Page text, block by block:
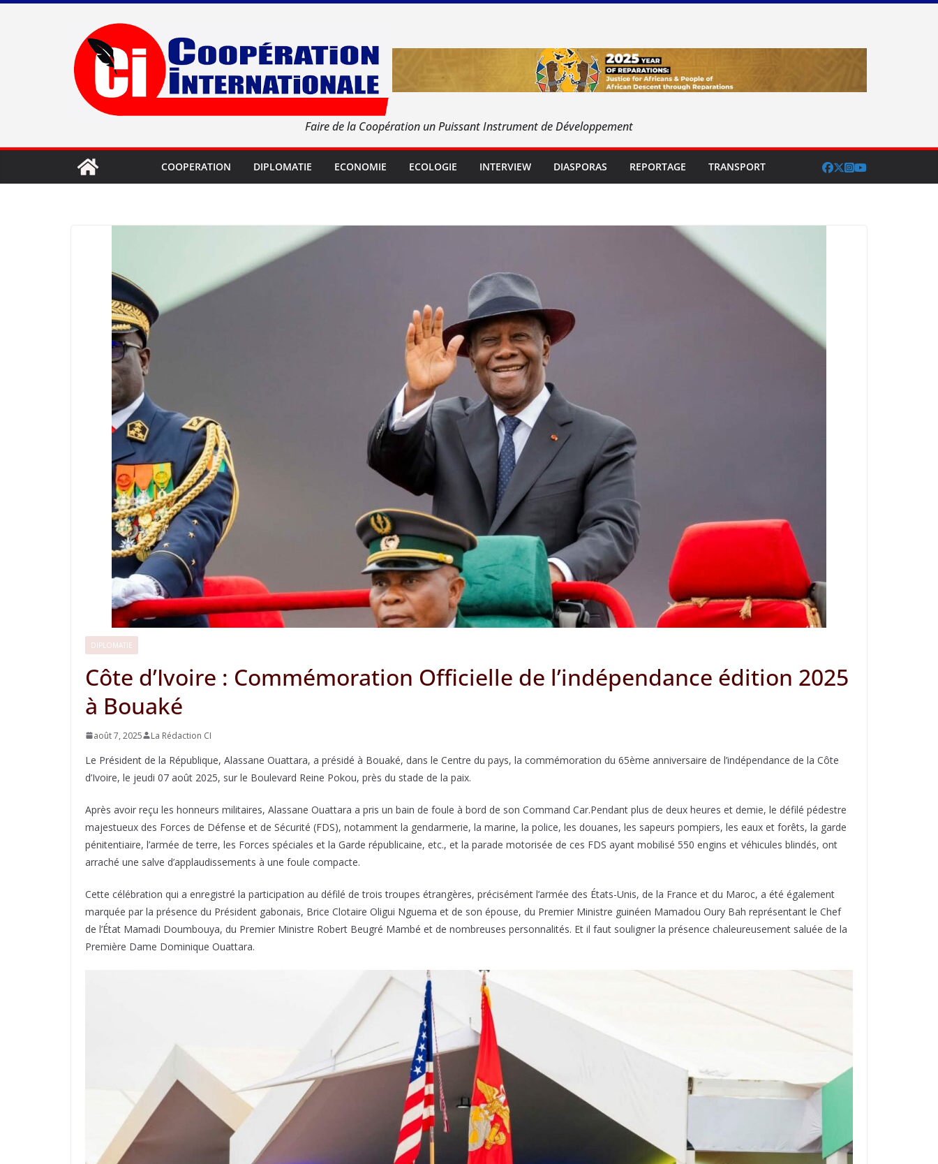
Faire de la Coopération un Puissant Instrument de Développement
COOPERATION DIPLOMATIE ECONOMIE ECOLOGIE INTERVIEW DIASPORAS REPORTAGE TRANSPORT
DIPLOMATIE
Côte d’Ivoire : Commémoration Officielle de l’indépendance édition 2025
à Bouaké
août 7, 2025 La Rédaction CI
Le Président de la République, Alassane Ouattara, a présidé à Bouaké, dans le Centre du pays, la commémoration du 65ème anniversaire de l’indépendance de la Côte
d’Ivoire, le jeudi 07 août 2025, sur le Boulevard Reine Pokou, près du stade de la paix.
Après avoir reçu les honneurs militaires, Alassane Ouattara a pris un bain de foule à bord de son Command Car.Pendant plus de deux heures et demie, le défilé pédestre
majestueux des Forces de Défense et de Sécurité (FDS), notamment la gendarmerie, la marine, la police, les douanes, les sapeurs pompiers, les eaux et forêts, la garde
pénitentiaire, l’armée de terre, les Forces spéciales et la Garde républicaine, etc., et la parade motorisée de ces FDS ayant mobilisé 550 engins et véhicules blindés, ont
arraché une salve d’applaudissements à une foule compacte.
Cette célébration qui a enregistré la participation au défilé de trois troupes étrangères, précisément l’armée des États-Unis, de la France et du Maroc, a été également
marquée par la présence du Président gabonais, Brice Clotaire Oligui Nguema et de son épouse, du Premier Ministre guinéen Mamadou Oury Bah représentant le Chef
de l’État Mamadi Doumbouya, du Premier Ministre Robert Beugré Mambé et de nombreuses personnalités. Et il faut souligner la présence chaleureusement saluée de la
Première Dame Dominique Ouattara.